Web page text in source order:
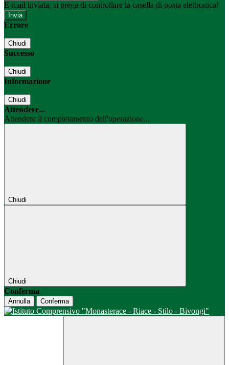
E-mail inviata, si prega di controllare la casella di posta elettronica!
Errore
Chiudi
Successo
Chiudi
Informazione
Chiudi
Attendere...
Attendere il completamento dell'operazione...
Chiudi
Chiudi
Conferma
Annulla Conferma